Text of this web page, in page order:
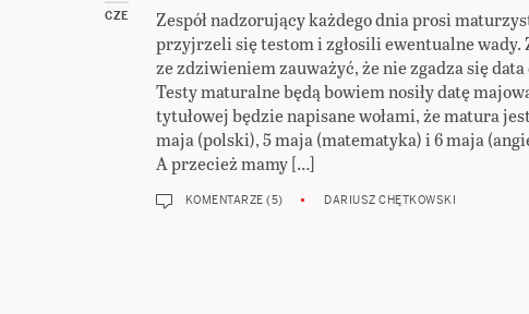
CZE
Zespół nadzorujący każdego dnia prosi
przyjrzeli się testom i zgłosili ewentualne wady.
ze zdziwieniem zauważyć, że nie zgadza się
Testy maturalne będą bowiem nosiły datę
tytułowej będzie napisane wołami, że matura
maja (polski), 5 maja (matematyka) i 6 maja
A przecież mamy […]
KOMENTARZE (5) DARIUSZ CHĘTKOWSKI